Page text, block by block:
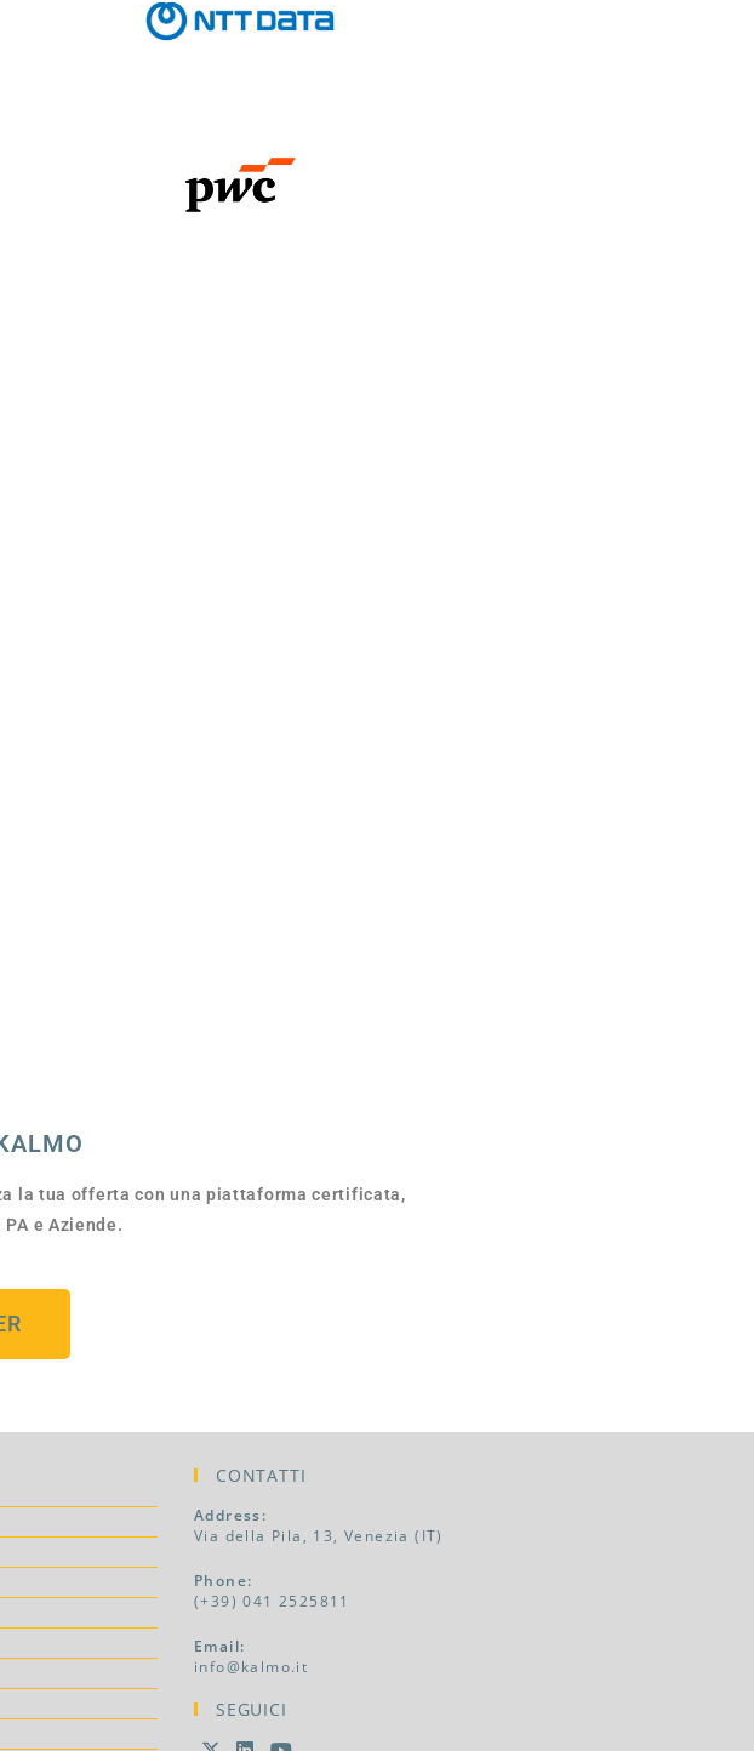
la tua offerta con una piattaforma certificata,
e Aziende.
CONTATTI
Address:
Via della Pila, 13, Venezia (IT)
Phone:
(+39) 041 2525811
Email:
info@kalmo.it
SEGUICI